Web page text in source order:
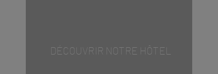
DÉCOUVRIR NOTRE HÔTEL